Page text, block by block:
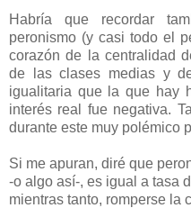
Habría que recordar
peronismo (y casi todo el
corazón de la centralidad
de las clases medias y
igualitaria que la que hay
interés real fue negativa.
durante este muy polémico
Si me apuran, diré que
-o algo así-, es igual a tasa
mientras tanto, romperse la